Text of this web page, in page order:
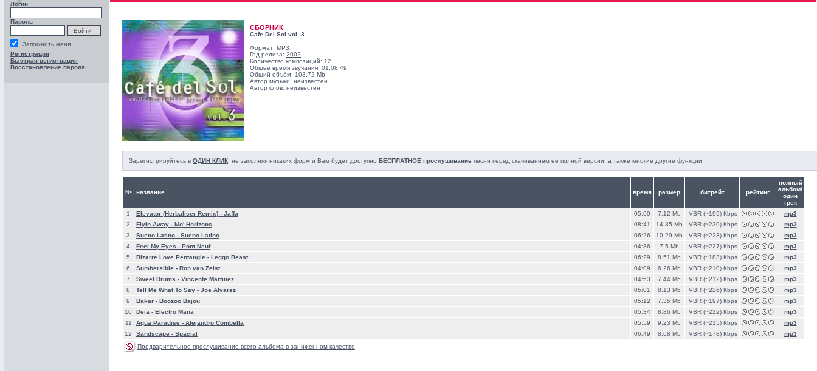
Логин
Пароль
Запомнить меня
Регистрация
Быстрая регистрация
Восстановление пароля
СБОРНИК
Cafe Del Sol vol. 3
Формат: MP3
Год релиза: 2002
Количество композиций: 12
Общее время звучания: 01:08:49
Общий объём: 103.72 Mb
Автор музыки: неизвестен
Автор слов: неизвестен
Зарегистрируйтесь в ОДИН КЛИК , не заполняя никаких форм и Вам будет доступно БЕСПЛАТНОЕ прослушивание песни перед cкачиванием ее полной версии, а также многие другие функции!
№ название время размер битрейт рейтинг
полный
альбом/
один
трек
1
Elevator (Herbaliser Remix) - Jaffa 05:00 7.12 Mb VBR (~199) Кbps
mp3
2
Flyin Away - Mo' Horizons 08:41 14.35 Mb VBR (~230) Кbps
mp3
3
Sueno Latino - Sueno Latino 06:26 10.29 Mb VBR (~223) Кbps
mp3
4
Feel My Eyes - Pont Neuf 04:36 7.5 Mb VBR (~227) Кbps
mp3
5
Bizarre Love Pentangle - Leggo Beast 06:29 8.51 Mb VBR (~183) Кbps
mp3
6
Sumbersible - Ron van Zelst 04:09 6.26 Mb VBR (~210) Кbps
mp3
7
Sweet Drums - Vincente Martinez 04:53 7.44 Mb VBR (~212) Кbps
mp3
8
Tell Me What To Say - Joe Alvarez 05:01 8.13 Mb VBR (~226) Кbps
mp3
9
Bakar - Boozoo Bajou 05:12 7.35 Mb VBR (~197) Кbps
mp3
10
Deia - Electro Mana 05:34 8.86 Mb VBR (~222) Кbps
mp3
11
Aqua Paradise - Alejandro Combella 05:59 9.23 Mb VBR (~215) Кbps
mp3
12
Sandscape - Spacial 06:49 8.68 Mb VBR (~178) Кbps
mp3
Предварительное прослушивание всего альбома в заниженном качестве